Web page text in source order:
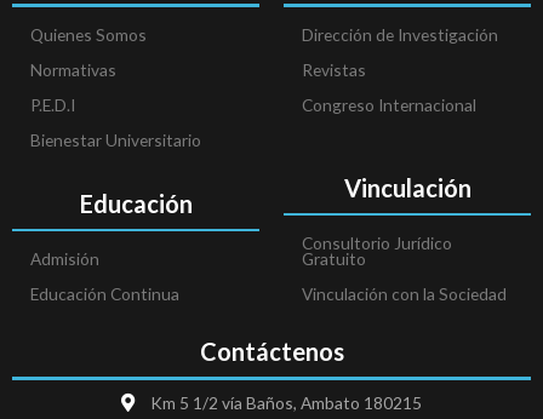
Quienes Somos
Normativas
P.E.D.I
Bienestar Universitario
Educación
Admisión
Educación Continua
Dirección de Investigación
Revistas
Congreso Internacional
Vinculación
Consultorio Jurídico
Gratuito
Vinculación con la Sociedad
Contáctenos
Km 5 1/2 vía Baños, Ambato 180215